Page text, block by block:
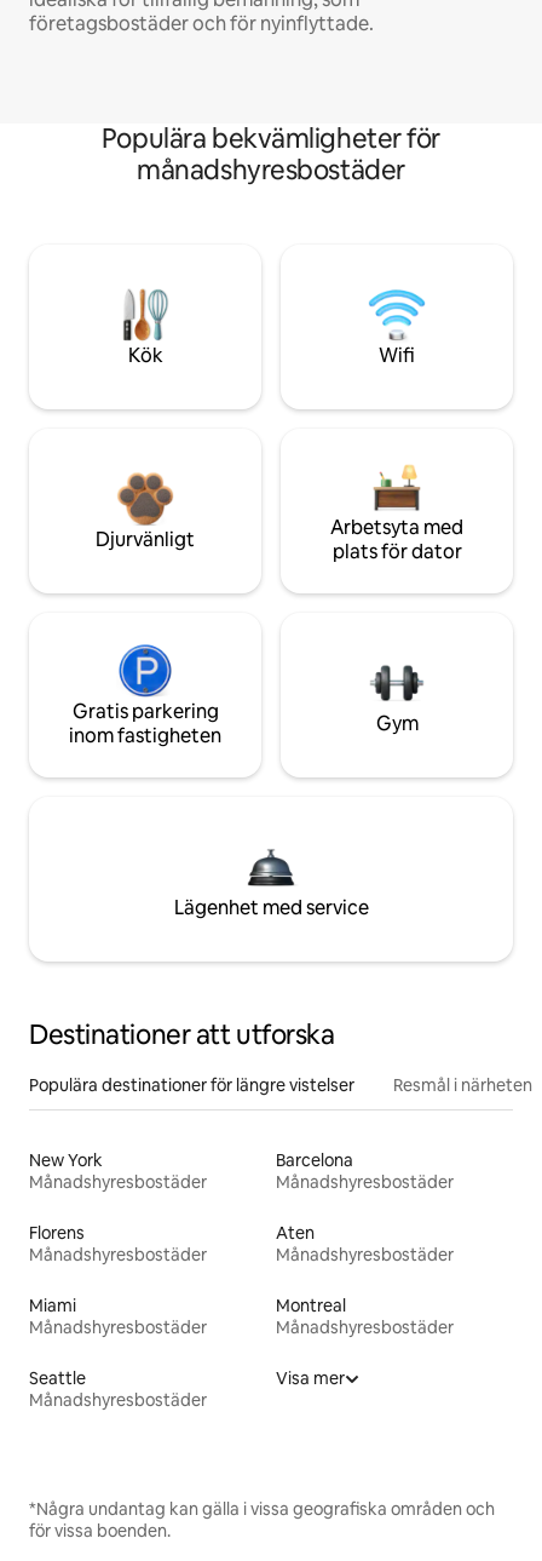
företagsbostäder och för nyinflyttade.
Populära bekvämligheter för
månadshyresbostäder
Kök Wifi
Djurvänligt
Arbetsyta med
plats för dator
Gratis parkering
inom fastigheten
Gym
Lägenhet med service
Destinationer att utforska
Populära destinationer för längre vistelser Resmål i närheten
New York
Månadshyresbostäder
Barcelona
Månadshyresbostäder
Florens
Månadshyresbostäder
Aten
Månadshyresbostäder
Miami
Månadshyresbostäder
Montreal
Månadshyresbostäder
Seattle
Månadshyresbostäder
Visa mer
*Några undantag kan gälla i vissa geografiska områden och
för vissa boenden.